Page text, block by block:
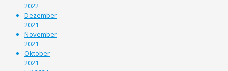
2022
Dezember
2021
November
2021
Oktober
2021